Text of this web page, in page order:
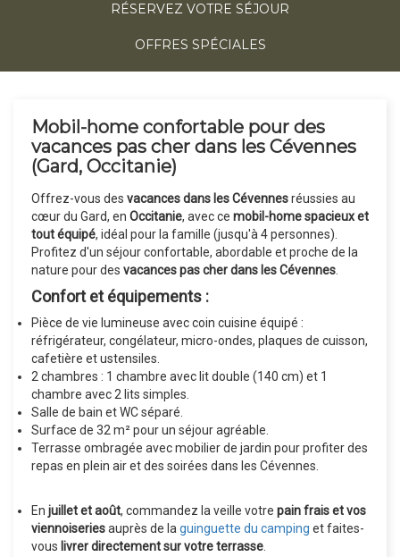
RÉSERVEZ VOTRE SÉJOUR
OFFRES SPÉCIALES
Mobil-home confortable pour des
vacances pas cher dans les Cévennes
(Gard, Occitanie)
Offrez-vous des vacances dans les Cévennesréussies au
cœur du Gard, en Occitanie, avec ce mobil-home spacieux et
tout équipé, idéal pour la famille (jusqu'à 4 personnes).
Profitez d'un séjour confortable, abordable et proche de la
nature pour des vacances pas cher dans les Cévennes
Confort et équipements :
Pièce de vie lumineuse avec coin cuisine équipé :
réfrigérateur, congélateur, micro-ondes, plaques de cuisson,
cafetière et ustensiles.
2 chambres : 1 chambre avec lit double (140 cm) et 1
chambre avec 2 lits simples.
Salle de bain et WC séparé.
Surface de 32 m² pour un séjour agréable.
Terrasse ombragée avec mobilier de jardin pour profiter des
repas en plein air et des soirées dans les Cévennes.
En juillet et août, commandez la veille votre pain frais et vos
viennoiseriesauprès de la guinguette du camping et faites-
vous livrer directement sur votre terrasse